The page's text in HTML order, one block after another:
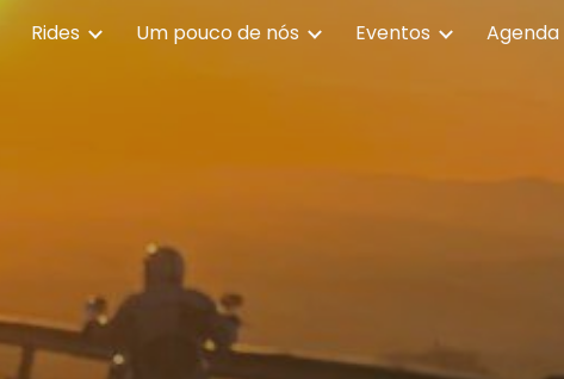
Skip to navigation
Rides Um pouco de nós Eventos Agenda